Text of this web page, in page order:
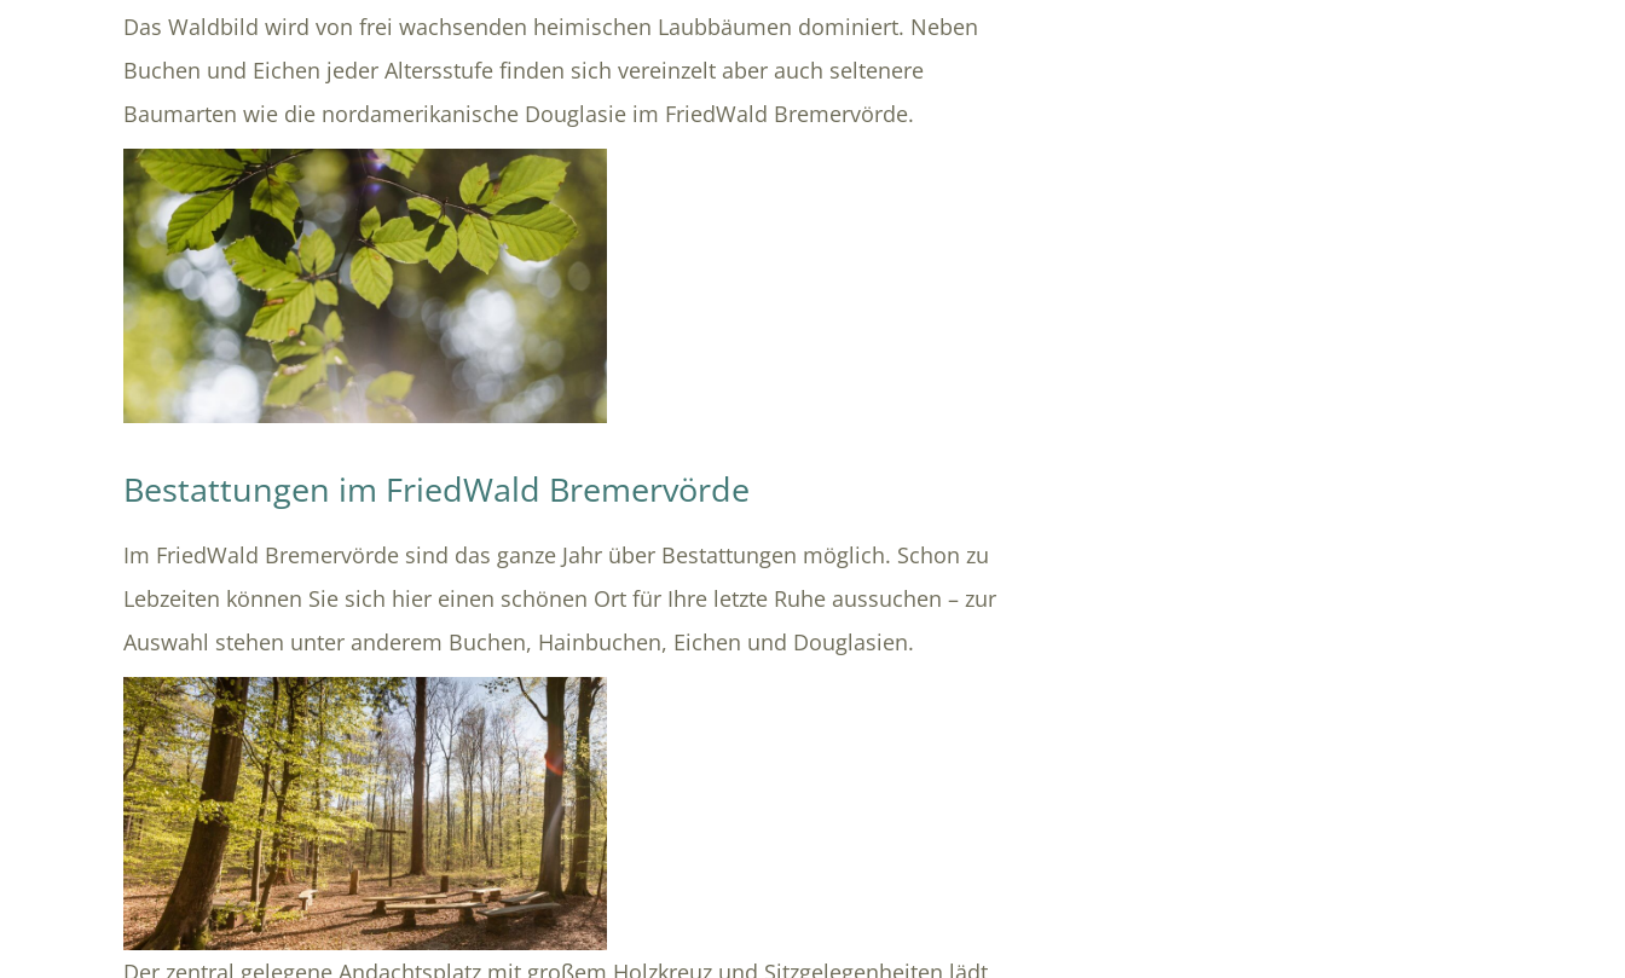
Das Waldbild wird von frei wachsenden heimischen Laubbäumen dominiert. Neben
Buchen und Eichen jeder Altersstufe finden sich vereinzelt aber auch seltenere
Baumarten wie die nordamerikanische Douglasie im FriedWald Bremervörde.
Bestattungen im FriedWald Bremervörde
Im FriedWald Bremervörde sind das ganze Jahr über Bestattungen möglich. Schon zu
Lebzeiten können Sie sich hier einen schönen Ort für Ihre letzte Ruhe aussuchen – zur
Auswahl stehen unter anderem Buchen, Hainbuchen, Eichen und Douglasien.
Der zentral gelegene Andachtsplatz mit großem Holzkreuz und Sitzgelegenheiten lädt